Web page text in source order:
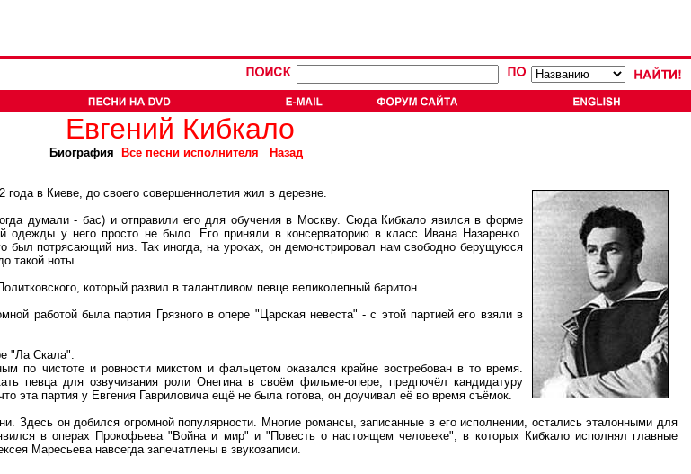
Евгений Кибкало
Биография Все песни исполнителя Назад
в Киеве, до своего совершеннолетия жил в деревне.
думали - бас) и отправили его для обучения в Москву. Сюда Кибкало явился в форме
одежды у него просто не было. Его приняли в консерваторию в класс Ивана Назаренко.
был потрясающий низ. Так иногда, на уроках, он демонстрировал нам свободно берущуюся
такой ноты.
который развил в талантливом певце великолепный баритон.
работой была партия Грязного в опере "Царская невеста" - с этой партией его взяли в
"Ла Скала".
чистоте и ровности микстом и фальцетом оказался крайне востребован в то время.
певца для озвучивания роли Онегина в своём фильме-опере, предпочёл кандидатуру
эта партия у Евгения Гавриловича ещё не была готова, он доучивал её во время съёмок.
Здесь он добился огромной популярности. Многие романсы, записанные в его исполнении, остались эталонными для
в операх Прокофьева "Война и мир" и "Повесть о настоящем человеке", в которых Кибкало исполнял главные
Маресьева навсегда запечатлены в звукозаписи.